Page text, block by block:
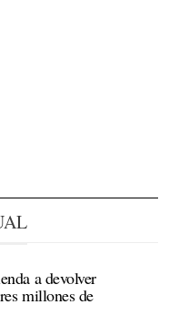
a devolver
millones de